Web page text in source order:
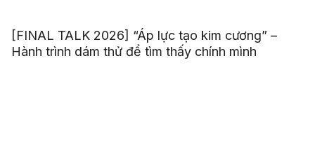
[FINAL TALK 2026] “Áp lực tạo kim cương” –
Hành trình dám thử để tìm thấy chính mình